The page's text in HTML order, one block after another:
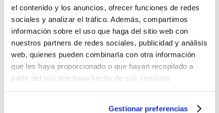
el contenido y los anuncios, ofrecer funciones de redes
sociales y analizar el tráfico. Además, compartimos
información sobre el uso que haga del sitio web con
nuestros partners de redes sociales, publicidad y análisis
web, quienes pueden combinarla con otra información
que les haya proporcionado o que hayan recopilado a
partir del uso que haya hecho de sus servicios.
Gestionar preferencias
FARMACIA TELLERIA PEÑA, ANA
C. LOS LUISES, 22